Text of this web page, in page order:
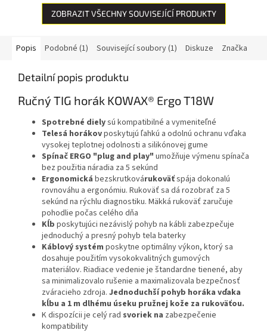
Detaily sú vždy...
ZOBRAZIT VŠECHNY SOUVISEJÍCÍ PRODUKTY
Popis Podobné (1) Související soubory (1) Diskuze Značka
Detailní popis produktu
Ručný TIG horák KOWAX® Ergo T18W
Spotrebné dielysú kompatibilné a vymeniteľné
Telesá horákovposkytujú ľahkú a odolnú ochranu vďaka
vysokej teplotnej odolnosti a silikónovej gume
Spínač ERGO "plug and play" umožňuje výmenu spínača
bez použitia náradia za 5 sekúnd
Ergonomická bezskrutkovárukoväťspája dokonalú
rovnováhu a ergonómiu. Rukoväť sa dá rozobrať za 5
sekúnd na rýchlu diagnostiku. Mäkká rukoväť zaručuje
pohodlie počas celého dňa
Kĺb poskytujúci nezávislý pohyb na kábli zabezpečuje
jednoduchý a presný pohyb tela baterky
Káblový systém poskytne optimálny výkon, ktorý sa
dosahuje použitím vysokokvalitných gumových
materiálov. Riadiace vedenie je štandardne tienené, aby
sa minimalizovalo rušenie a maximalizovala bezpečnosť
zváracieho zdroja. Jednoduchší pohyb horáka vďaka
kĺbu a 1 m dlhému úseku pružnej kože za rukoväťou.
K dispozícii je celý rad svoriek na zabezpečenie
kompatibility